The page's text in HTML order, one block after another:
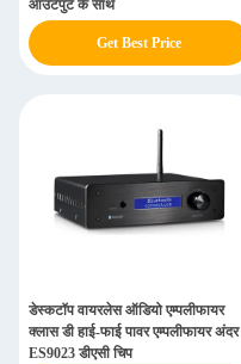
आउटपुट के साथ
Get Best Price
डेस्कटॉप वायरलेस ऑडियो एम्पलीफायर
क्लास डी हाई-फाई पावर एम्पलीफायर अंदर
ES9023 डीएसी चिप